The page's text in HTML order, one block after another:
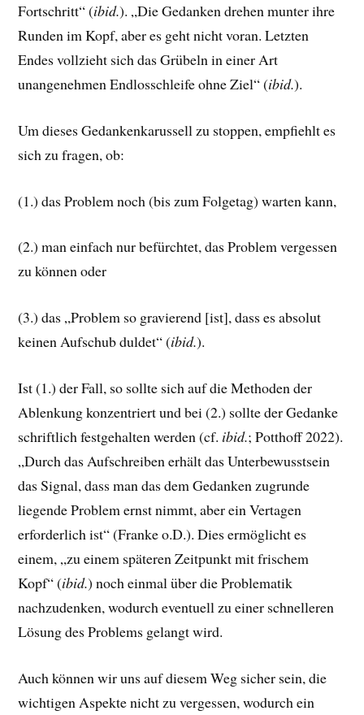
Fortschritt“ (ibid.). „Die Gedanken drehen munter ihre
Runden im Kopf, aber es geht nicht voran. Letzten
Endes vollzieht sich das Grübeln in einer Art
unangenehmen Endlosschleife ohne Ziel“ (ibid.).
Um dieses Gedankenkarussell zu stoppen, empfiehlt es
sich zu fragen, ob:
(1.) das Problem noch (bis zum Folgetag) warten kann,
(2.) man einfach nur befürchtet, das Problem vergessen
zu können oder
(3.) das „Problem so gravierend [ist], dass es absolut
keinen Aufschub duldet“ (ibid.).
Ist (1.) der Fall, so sollte sich auf die Methoden der
Ablenkung konzentriert und bei (2.) sollte der Gedanke
schriftlich festgehalten werden (cf. ibid.; Potthoff 2022).
„Durch das Aufschreiben erhält das Unterbewusstsein
das Signal, dass man das dem Gedanken zugrunde
liegende Problem ernst nimmt, aber ein Vertagen
erforderlich ist“ (Franke o.D.). Dies ermöglicht es
einem, „zu einem späteren Zeitpunkt mit frischem
Kopf“ (ibid.) noch einmal über die Problematik
nachzudenken, wodurch eventuell zu einer schnelleren
Lösung des Problems gelangt wird.
Auch können wir uns auf diesem Weg sicher sein, die
wichtigen Aspekte nicht zu vergessen, wodurch ein